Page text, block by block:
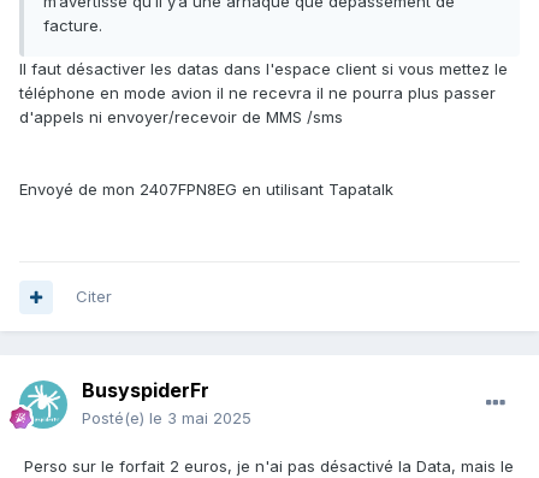
facture.
Il faut désactiver les datas dans l'espace client si vous mettez le
téléphone en mode avion il ne recevra il ne pourra plus passer
d'appels ni envoyer/recevoir de MMS /sms
Envoyé de mon 2407FPN8EG en utilisant Tapatalk
Citer
BusyspiderFr
Posté(e) le 3 mai 2025
Perso sur le forfait 2 euros, je n'ai pas désactivé la Data, mais le